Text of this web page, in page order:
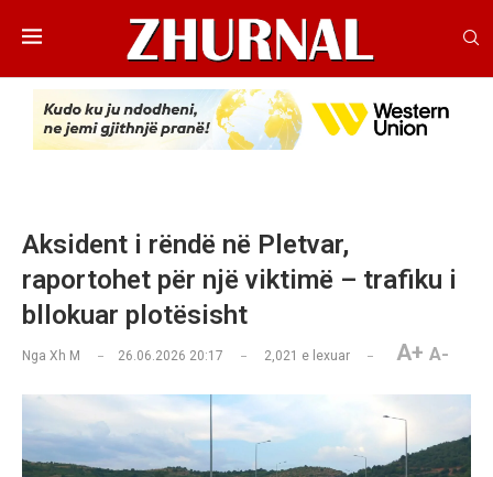
Aksident i rëndë në Pletvar,
raportohet për një viktimë – trafiku i
bllokuar plotësisht
Nga Xh M 26.06.2026 20:17 2,021 e lexuar A+ A-